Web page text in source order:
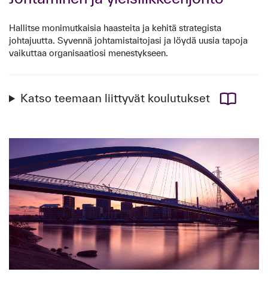
Hallitse monimutkaisia haasteita ja kehitä strategista
johtajuutta. Syvennä johtamistaitojasi ja löydä uusia tapoja
vaikuttaa organisaatiosi menestykseen.
Katso teemaan liittyvät koulutukset